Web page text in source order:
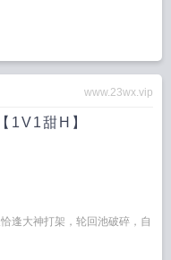
www.23wx.vip
1V1甜H】
逢大神打架，轮回池破碎，自